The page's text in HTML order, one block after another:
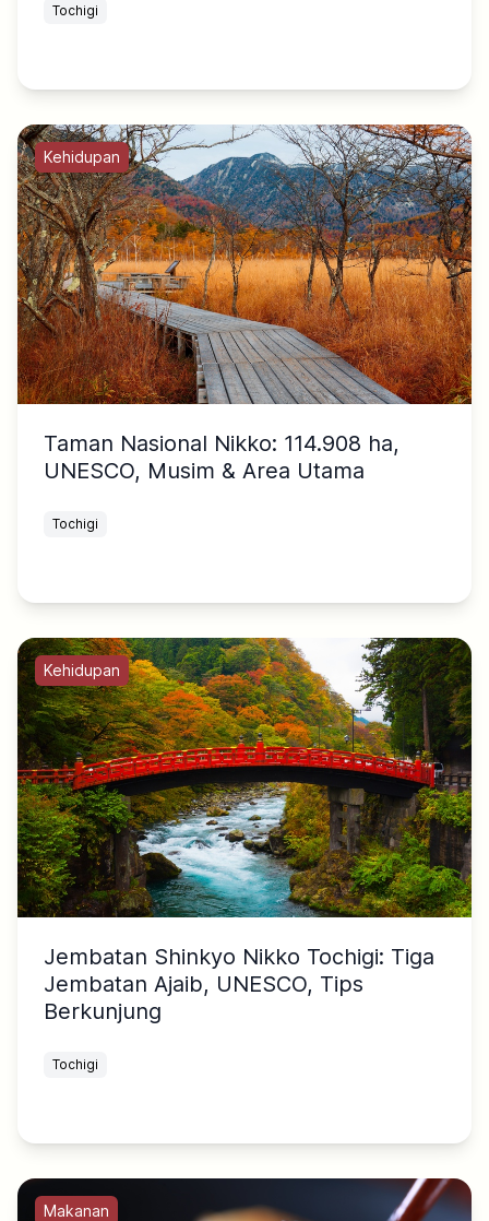
Tochigi
Kehidupan
Taman Nasional Nikko: 114.908 ha,
UNESCO, Musim & Area Utama
Tochigi
Kehidupan
Jembatan Shinkyo Nikko Tochigi: Tiga
Jembatan Ajaib, UNESCO, Tips
Berkunjung
Tochigi
Makanan